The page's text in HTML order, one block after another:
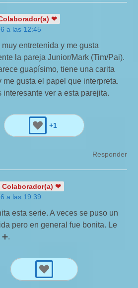
❤
a las 12:45
muy entretenida y me gusta
la pareja Junior/Mark (Tim/Pai).
guapísimo, tiene una carita
me gusta el papel que interpreta.
interesante ver a esta parejita.
+1
Responder
❤
a las 19:39
esta serie. A veces se puso un
pero en general fue bonita. Le